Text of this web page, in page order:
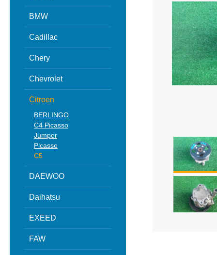
BMW
Cadillac
Chery
Chevrolet
Citroen
BERLINGO
C4 Picasso
Jumper
Picasso
С5
DAEWOO
Daihatsu
EXEED
FAW